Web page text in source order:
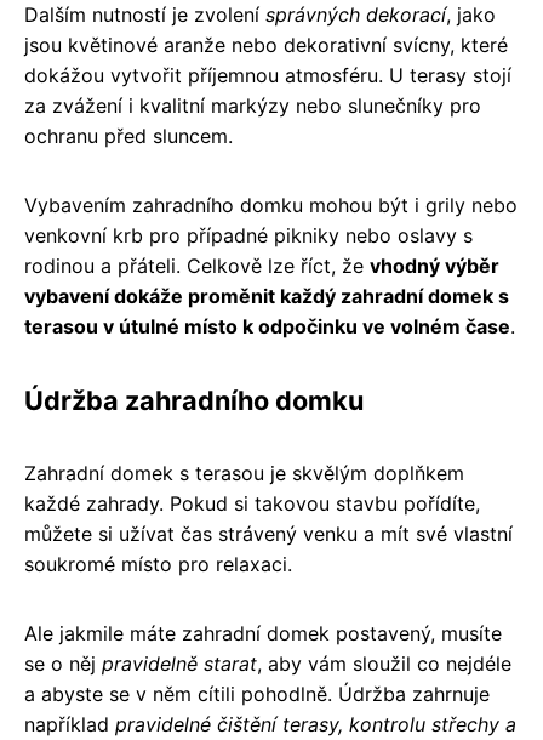
Dalším nutností je zvolení správných dekorací, jako
jsou květinové aranže nebo dekorativní svícny, které
dokážou vytvořit příjemnou atmosféru. U terasy stojí
za zvážení i kvalitní markýzy nebo slunečníky pro
ochranu před sluncem.
Vybavením zahradního domku mohou být i grily nebo
venkovní krb pro případné pikniky nebo oslavy s
rodinou a přáteli. Celkově lze říct, že vhodný výběr
vybavení dokáže proměnit každý zahradní domek s
terasou v útulné místo k odpočinku ve volném čase.
Údržba zahradního domku
Zahradní domek s terasou je skvělým doplňkem
každé zahrady. Pokud si takovou stavbu pořídíte,
můžete si užívat čas strávený venku a mít své vlastní
soukromé místo pro relaxaci.
Ale jakmile máte zahradní domek postavený, musíte
se o něj pravidelně starat, aby vám sloužil co nejdéle
a abyste se v něm cítili pohodlně. Údržba zahrnuje
například pravidelné čištění terasy, kontrolu střechy a